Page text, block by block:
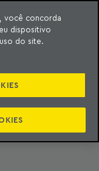
DE
você concorda
dispositivo
do site.